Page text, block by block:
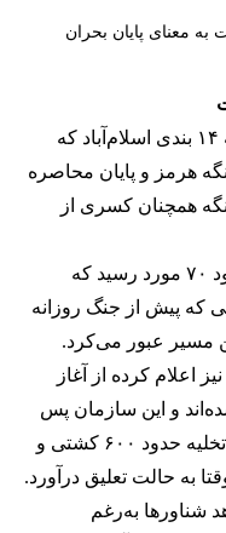
معنای پایان بحران
با گذشت دو هفته از امضای تفاهم‌نامه ۱۴ بندی اسلام‌آباد که
هرمز و پایان محاصره
همچنان کسری از
شمار تردد شناورها در سوم تیر به حدود ۷۰ مورد رسید که
که پیش از جنگ روزانه
اعلام کرده از آغاز
کشته شده‌اند و این سازمان پس
از حمله به کشتی سنگاپوری، عملیات تخلیه حدود ۶۰۰ کشتی و
شناورها به‌رغم